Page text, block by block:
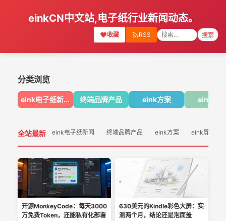
einkCN中文站,电子纸行业新闻动态。
收藏 RSS 搜索
分类浏览
eink电子纸新闻 终端品牌产品 eink方案 eink屏幕
全站最新 eink电子纸新闻 终端品牌产品 eink方案 eink屏幕
开源MonkeyCode：每天3000
万免费Token，还能私有化部署
630美元的Kindle彩色大屏：实
测两个月，结论还是泡面盖